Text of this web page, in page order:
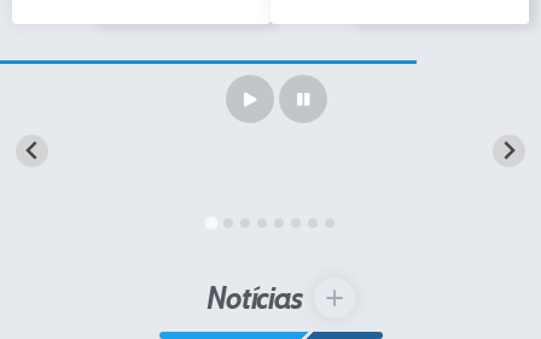
FAQ - Perguntas Frequentes
Lei de acesso à informação
Notícias